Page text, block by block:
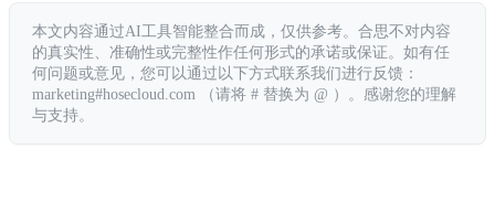
本文内容通过AI工具智能整合而成，仅供参考。合思不对内容
的真实性、准确性或完整性作任何形式的承诺或保证。如有任
何问题或意见，您可以通过以下方式联系我们进行反馈：
marketing#hosecloud.com （请将 # 替换为 @ ）。感谢您的理解
与支持。